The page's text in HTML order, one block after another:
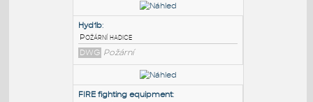
PODOBNÉ BLOKY:
Hyd1b-s:
hose reel side view
DWG Požární